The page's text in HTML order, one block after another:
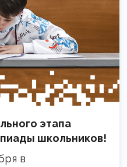
этапа
школьников!
в